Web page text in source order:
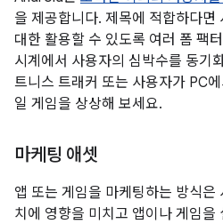
을 제공합니다. 제목에 적합하다면
대한 활용할 수 있도록 여러 폼 팩
시계에서 사용자의 심박수를 동기
트니스 트래커 또는 사용자가 PC
일 게임을 상상해 보세요.
마케팅 애셋
앱 또는 게임을 마케팅하는 방식은
치에 영향을 미치고 앱이나 게임을